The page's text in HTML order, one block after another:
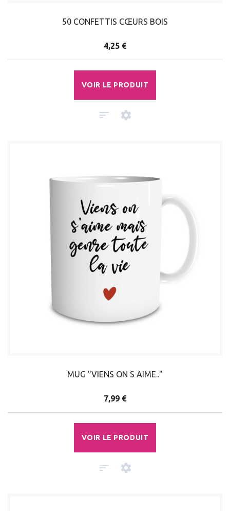
50 CONFETTIS CŒURS BOIS
4,25 €
VOIR LE PRODUIT
MUG "VIENS ON S AIME.."
7,99 €
VOIR LE PRODUIT